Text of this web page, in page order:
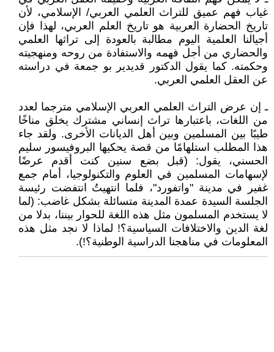
غياب فهم عميق للتراث العلمي العربي/ الإسلامي، لأن
تاريخ الحضارة العربية هو تاريخ العلم العربي، لهذا فإن
أجيالنا العلمية اليوم مطالبة بالعودة إلى تراثها العلمي
والحضاري من أجل فهمه والاستفادة من روحه ومنهجيته
وحكمته. كما يقول الدكتور قديدير بو جمعة في دراسته
عن العقل العلمي العربي.
ـ إن عرض التراث العلمي العربي الإسلامي مترجما لعدد
من اللغات، باعتبارها تراث إنساني مشترك يخلق مناخًا
طيبًا بين المسلمين وبين أهل الديانات الأخرى. ولقد جاء
هذا المطلب استلهامًا من قصة يحكيها البروفيسور سليم
الحسني، يقول: (قبل بضع سنين كنت أقدم عرضًا
لإسهامات المسلمين في العلوم والتكنولوجيا، أمام جمع
غفير في مدينة "واتفورد"، فلما انتهيتُ انتفضت رئيسة
الجلسة السيدة عمدة المدينة متسائلة بشكل غاضب: (لما
لا يستخدم المسلمون مثل هذه اللغة للحوار بيننا، بدلا من
لغة الدين والاختلافات السياسية؟! لماذا لا نجد مثل هذه
المعلومات في مناهجنا الدراسية الوطنية؟!).